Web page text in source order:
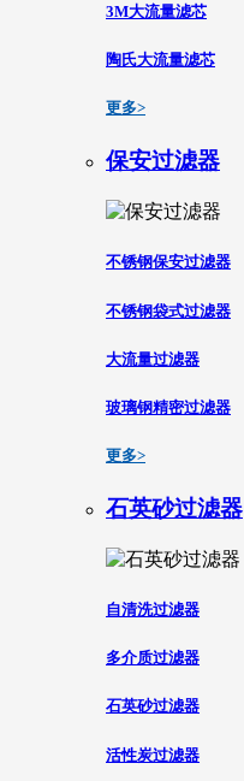
3M大流量滤芯
陶氏大流量滤芯
更多>
保安过滤器
不锈钢保安过滤器
不锈钢袋式过滤器
大流量过滤器
玻璃钢精密过滤器
更多>
石英砂过滤器
自清洗过滤器
多介质过滤器
石英砂过滤器
活性炭过滤器